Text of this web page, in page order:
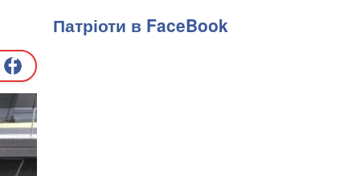
Патріоти в FaceBook